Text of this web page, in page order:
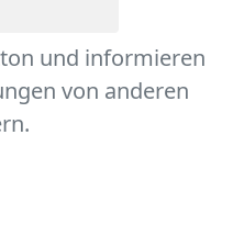
und informieren
von anderen